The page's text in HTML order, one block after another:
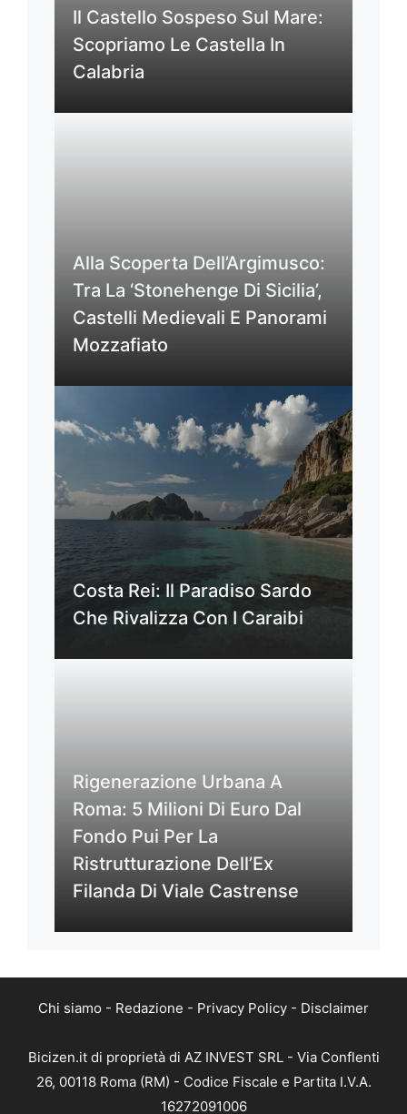
Il Castello Sospeso Sul Mare:
Scopriamo Le Castella In
Calabria
Alla Scoperta Dell’Argimusco:
Tra La ‘Stonehenge Di Sicilia’,
Castelli Medievali E Panorami
Mozzafiato
Costa Rei: Il Paradiso Sardo
Che Rivalizza Con I Caraibi
Rigenerazione Urbana A
Roma: 5 Milioni Di Euro Dal
Fondo Pui Per La
Ristrutturazione Dell’Ex
Filanda Di Viale Castrense
Chi siamo - Redazione - Privacy Policy - Disclaimer
Bicizen.it di proprietà di AZ INVEST SRL - Via Conflenti
26, 00118 Roma (RM) - Codice Fiscale e Partita I.V.A.
16272091006